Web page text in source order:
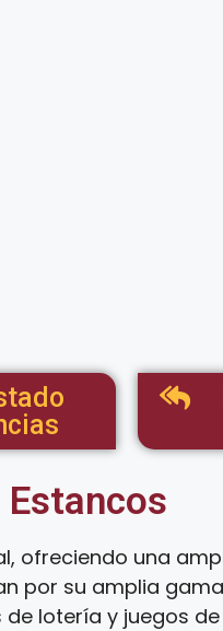
ofreciendo una
por su amplia
lotería y juegos de